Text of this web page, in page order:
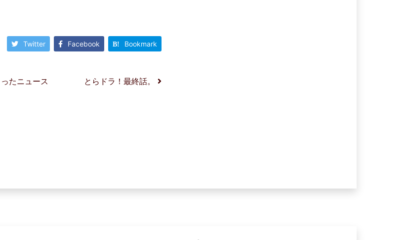
Twitter Facebook Bookmark
たニュース とらドラ！最終話。